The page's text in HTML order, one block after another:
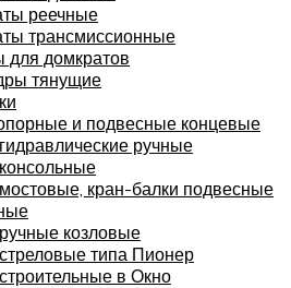
реечные
трансмиссионные
для домкратов
тянущие
и подвесные концевые
ручные
кран-балки подвесные
козловые
типа Пионер
в Окно